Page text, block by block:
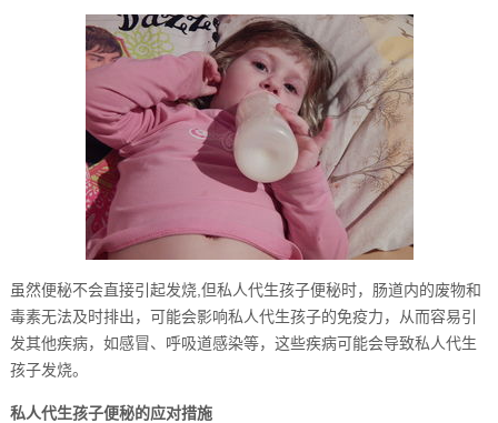
虽然便秘不会直接引起发烧,但私人代生孩子便秘时，肠道内的废物和
毒素无法及时排出，可能会影响私人代生孩子的免疫力，从而容易引
发其他疾病，如感冒、呼吸道感染等，这些疾病可能会导致私人代生
孩子发烧。
私人代生孩子便秘的应对措施